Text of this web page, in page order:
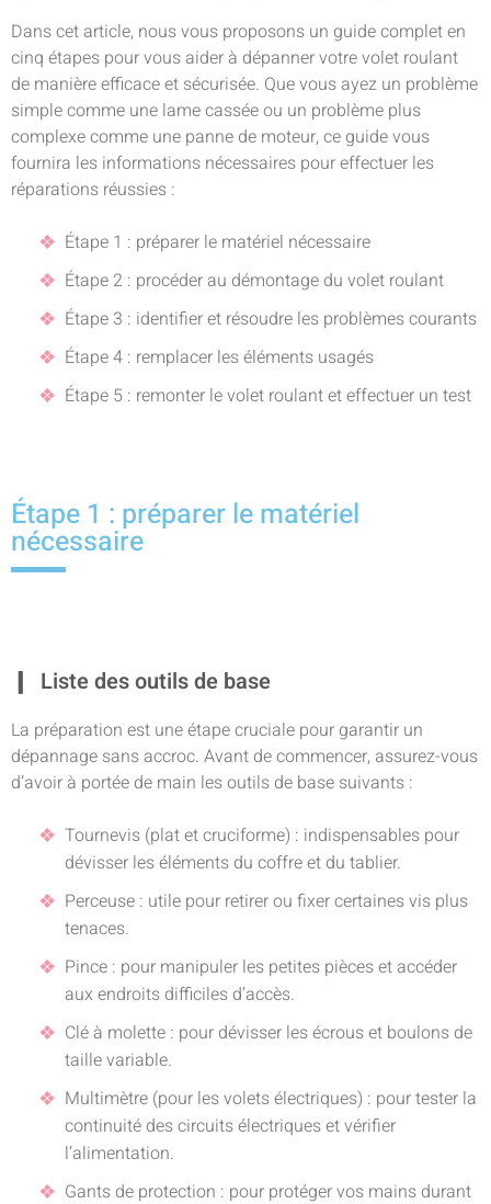
Dans cet article, nous vous proposons un guide complet en
cinq étapes pour vous aider à dépanner votre volet roulant
de manière efficace et sécurisée. Que vous ayez un problème
simple comme une lame cassée ou un problème plus
complexe comme une panne de moteur, ce guide vous
fournira les informations nécessaires pour effectuer les
réparations réussies :
Étape 1 : préparer le matériel nécessaire
Étape 2 : procéder au démontage du volet roulant
Étape 3 : identifier et résoudre les problèmes courants
Étape 4 : remplacer les éléments usagés
Étape 5 : remonter le volet roulant et effectuer un test
Étape 1 : préparer le matériel
nécessaire
Liste des outils de base
La préparation est une étape cruciale pour garantir un
dépannage sans accroc. Avant de commencer, assurez-vous
d’avoir à portée de main les outils de base suivants :
Tournevis (plat et cruciforme) : indispensables pour
dévisser les éléments du coffre et du tablier.
Perceuse : utile pour retirer ou fixer certaines vis plus
tenaces.
Pince : pour manipuler les petites pièces et accéder
aux endroits difficiles d’accès.
Clé à molette : pour dévisser les écrous et boulons de
taille variable.
Multimètre (pour les volets électriques) : pour tester la
continuité des circuits électriques et vérifier
l’alimentation.
Gants de protection : pour protéger vos mains durant